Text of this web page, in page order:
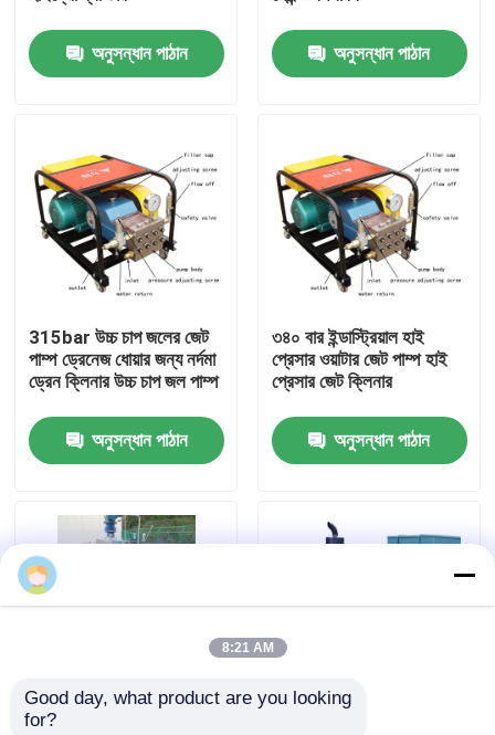
পণ্য
আমাদের সম্বন্ধে
কারখানা পরিদর্শন
গুণমান নিয়ন্ত্রণ
আমাদের সাথে যোগাযোগ
খবর
বৈদ্যুতিক হাইড্রো টেস্ট পাম্প
শিল্প উচ্চ চাপ ক্লিনার
অনুসন্ধান পাঠান অনুসন্ধান পাঠান
315bar উচ্চ চাপ জলের জেট
পাম্প ড্রেনেজ ধোয়ার জন্য নর্দমা
ড্রেন ক্লিনার উচ্চ চাপ জল পাম্প
অনুসন্ধান পাঠান
৩৪০ বার ইন্ডাস্ট্রিয়াল হাই
প্রেসার ওয়াটার জেট পাম্প হাই
প্রেসার জেট ক্লিনার
অনুসন্ধান পাঠান
উচ্চ চাপ মিথাইল অ্যালকোহল
8:21 AM
Good day, what product are you looking
for?